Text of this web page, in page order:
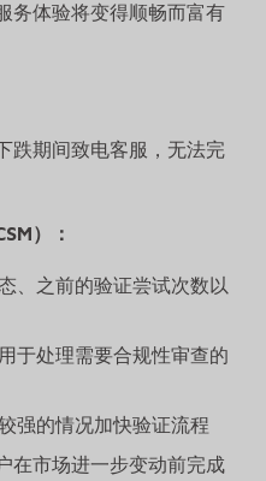
务体验将变得顺畅而富有
跌期间致电客服，无法完
）：
、之前的验证尝试次数以
于处理需要合规性审查的
强的情况加快验证流程
在市场进一步变动前完成